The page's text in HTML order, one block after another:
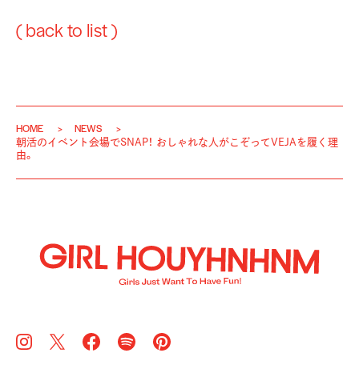
( back to list )
HOME
NEWS
朝活のイベント会場でSNAP！ おしゃれな人がこぞってVEJAを履く理
由。